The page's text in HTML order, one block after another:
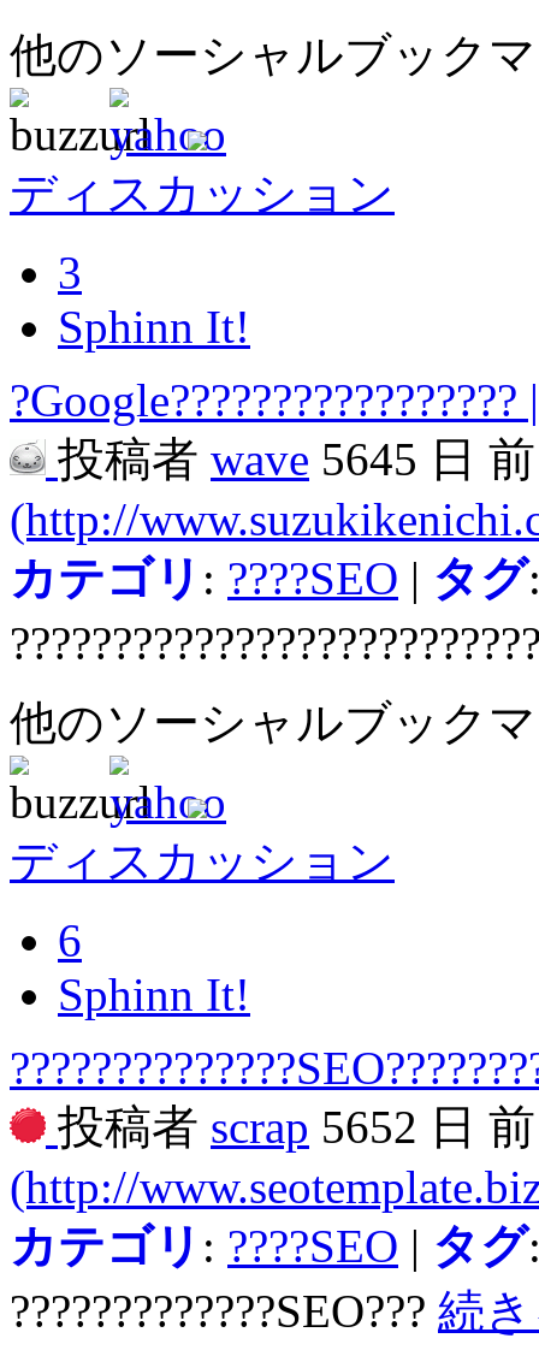
他のソーシャルブック
ディスカッション
3
Sphinn It!
?Google?????????????????
投稿者 wave 5645 日
(http://
カテゴリ : ????SEO | タグ
他のソーシャルブック
ディスカッション
6
Sphinn It!
投稿者 scrap 5652 日
(http://
カテゴリ : ????SEO | タグ
?????????????SEO??? 続